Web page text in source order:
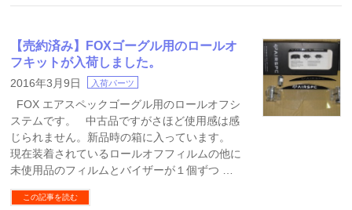
【売約済み】FOXゴーグル用のロールオ
フキットが入荷しました。
2016年3月9日 入荷パーツ
FOX エアスペックゴーグル用のロールオフシ
ステムです。 中古品ですがさほど使用感は感
じられません。新品時の箱に入っています。
現在装着されているロールオフフィルムの他に
未使用品のフィルムとバイザーが１個ずつ …
この記事を読む